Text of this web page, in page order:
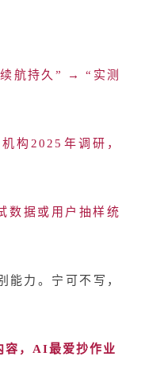
航持久” → “实测
构2025年调研，
数据或用户抽样统
能力。宁可不写，
，AI最爱抄作业